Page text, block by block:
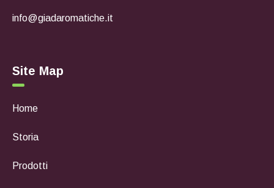
info@giadaromatiche.it
Site Map
Home
Storia
Prodotti